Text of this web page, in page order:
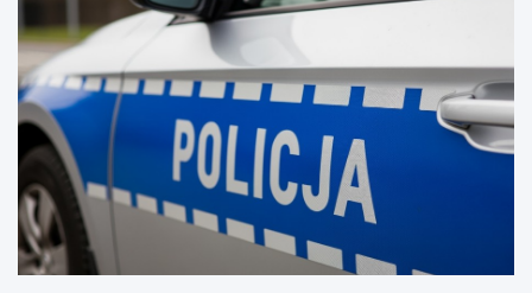
r
a
D
o
e
g
o
z
a
T
r
a
d
c
j
a